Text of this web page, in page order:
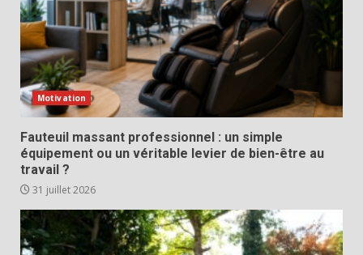
Motivation
Fauteuil massant professionnel : un simple
équipement ou un véritable levier de bien-être au
travail ?
31 juillet 2026